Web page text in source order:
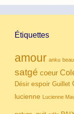
Étiquettes
amour anku
satgé coeur
Désir espoir Guillet
lucienne Lucienne